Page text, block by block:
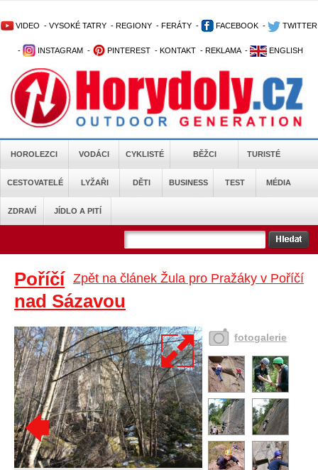
VIDEO - VYSOKÉ TATRY - REGIONY - FERÁTY - FACEBOOK - TWITTER
- INSTAGRAM - PINTEREST - KONTAKT - REKLAMA - ENGLISH
HOROLEZCI VODÁCI CYKLISTÉ BĚŽCI TURISTÉ
CESTOVATELÉ LYŽAŘI DĚTI BUSINESS TEST MÉDIA
ZDRAVÍ JÍDLO A PITÍ
Zpět na článek Žula pro Pražáky v Poříčí
Poříčí
nad Sázavou
fotogalerie